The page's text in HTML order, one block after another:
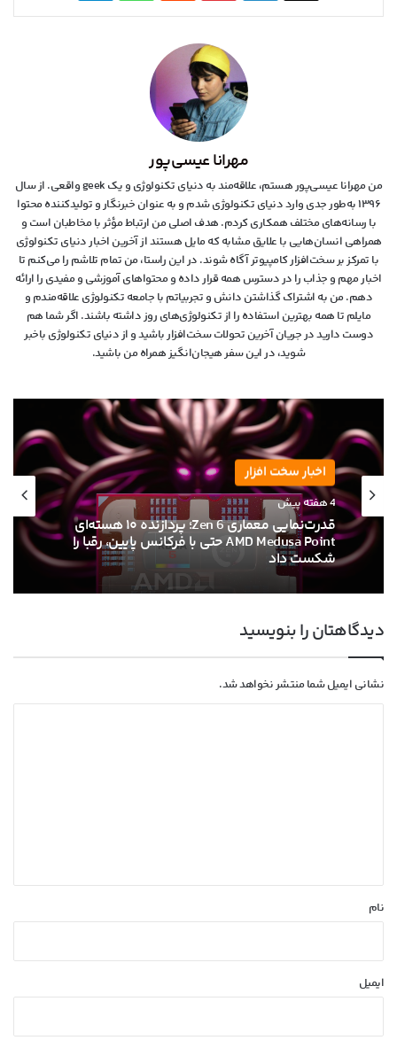
مهرانا عیسی‌پور
من مهرانا عیسی‌پور هستم، علاقه‌مند به دنیای تکنولوژی و یک geek واقعی. از سال
۱۳۹۶ به‌طور جدی وارد دنیای تکنولوژی شدم و به عنوان خبرنگار و تولیدکننده محتوا
با رسانه‌های مختلف همکاری کردم. هدف اصلی من ارتباط مؤثر با مخاطبان است و
همراهی انسان‌هایی با علایق مشابه که مایل هستند از آخرین اخبار دنیای تکنولوژی
با تمرکز بر سخت‌افزار کامپیوتر آگاه شوند. در این راستا، من تمام تلاشم را می‌کنم تا
اخبار مهم و جذاب را در دسترس همه قرار داده و محتواهای آموزشی و مفیدی را ارائه
دهم. من به اشتراک گذاشتن دانش و تجربیاتم با جامعه تکنولوژی علاقه‌مندم و
مایلم تا همه بهترین استفاده را از تکنولوژی‌های روز داشته باشند. اگر شما هم
دوست دارید در جریان آخرین تحولات سخت‌افزار باشید و از دنیای تکنولوژی‌ باخبر
شوید، در این سفر هیجان‌انگیز همراه من باشید.
اخبار سخت افزار
4 هفته پیش
قدرت‌نمایی معماری Zen 6؛ پردازنده ۱۰ هسته‌ای
AMD Medusa Point حتی با فرکانس پایین، رقبا را
شکست داد
دیدگاهتان را بنویسید
نشانی ایمیل شما منتشر نخواهد شد.
نام
ایمیل